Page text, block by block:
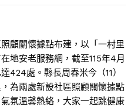
關懷據點布建，以「一村里
地安老服務網，截至115年4月
424處。縣長周春米今（11）
為兩處新設社區照顧關懷據點
氛溫馨熱絡，大家一起跳健康